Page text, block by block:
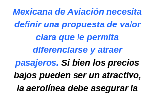
Mexicana de Aviación necesita
definir una propuesta de valor
clara que le permita
diferenciarse y atraer
pasajeros. Si bien los precios
bajos pueden ser un atractivo,
la aerolínea debe asegurar la